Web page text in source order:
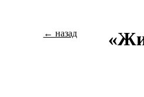
← назад